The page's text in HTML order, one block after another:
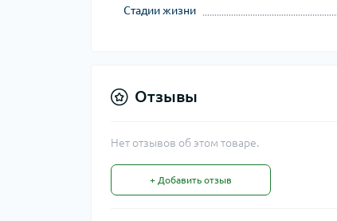
Стадии жизни
Отзывы
Нет отзывов об этом товаре.
+ Добавить отзыв